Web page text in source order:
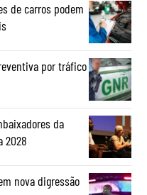
de carros podem
por tráfico
da
2028
nova digressão